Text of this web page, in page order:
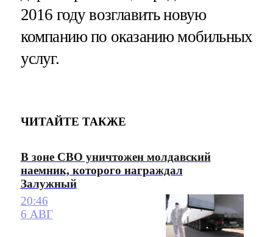
2016 году возглавить новую
компанию по оказанию мобильных
услуг.
ЧИТАЙТЕ ТАКЖЕ
В зоне СВО уничтожен молдавский
наемник, которого награждал
Залужный
20:46
6 АВГ